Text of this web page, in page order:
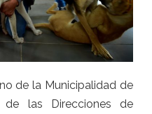
de la Municipalidad de
las Direcciones de